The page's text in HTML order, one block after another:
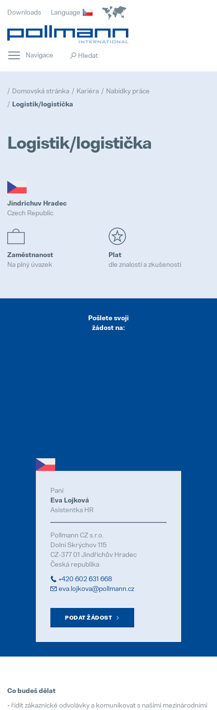
Naše zásady
Popular
28. April 2025
Downloads Language
Navigace
Domovská stránka Kariéra Nabídky práce
Logistik/logistička
Logistik/logistička
Jindrichuv Hradec
Czech Republic
Zaměstnanost
Na plný úvazek
Plat
dle znalostí a zkušeností
Pošlete svoji
žádost na:
Paní
Eva Lojková
Asistentka HR
Pollmann CZ s.r.o.
Dolní Skrýchov 115
CZ-377 01 Jindřichův Hradec
Česká republika
+420 602 631 668
eva.lojkova@pollmann.cz
PODAT ŽÁDOST
Co budeš dělat
• řídit zákaznické odvolávky a komunikovat s našimi mezinárodními